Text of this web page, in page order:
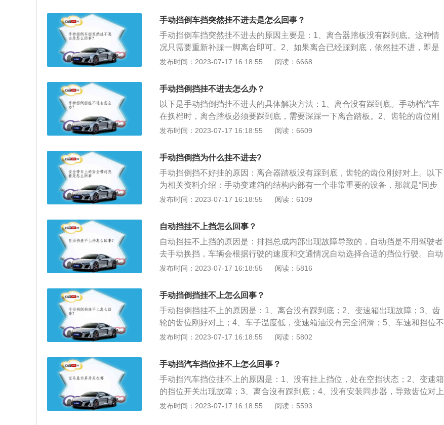
据需要操纵离合器，使发动机和传动系暂时分离或逐渐接合，以切断或传递发动
机向传动系输出的动力。
用数字来代表挡位，主要有1挡、2挡、3挡、4挡、5挡、R挡。3.自动挡车型使用
字母来表示挡位，一般是挡位的开头字母。自动挡车型比手动挡车型的优势在于
其操作方式比较的简单，换挡的时候不需要脚踩离合器就可以进行换挡，非常的
方便快捷。
手动挡倒车挡突然挂不进去是怎么回事？
手动挡倒车挡突然挂不进去的原因主要是：1、离合器踏板没有踩到底。这种情
况只需要重新补踩一脚离合即可。2、如果离合已经踩到底，依然挂不进，即是
齿轮的齿位刚好对上。解决方法是：1挡、2挡、3挡随便挂一个挡位，让齿轮转
时，尤其是从高挡向低挡的换挡很容易产生轮齿或花键齿间的冲击。为了避免齿
间冲击，便有了同步器。2、其主要由接合套、同步锁环等组成，主要是依靠摩
擦作用实现同步。
发布时间：2023-07-17 16:18:55 阅读：6668
手动挡倒挡挂不进去怎么办？
以下是手动挡倒挡挂不进去的具体解决方法：1、离合没有踩到底。手动档汽车
在换档时，离合踏板必须要踩到底，需要深踩一下离合踏板。2、齿轮的齿位刚
好对上。档位卡住，挂不进倒档。要把档位重新挂入前进档，然后再尝试挂倒档
可能出现问题。汽车变速箱出现问题时，建议到4s店进行处理，需要维修费用可
能较高，而且维修时间可能较长。
发布时间：2023-07-17 16:18:55 阅读：6609
手动挡倒挡为什么挂不进去?
手动挡倒挡不好挂的原因：离合器踏板没有踩到底，齿轮的齿位刚好对上。以下
为相关资料介绍：手动变速箱的结构内部有一个非常重要的设备，那就是“同步
器”。如果没有同步器，把一个慢速旋转的齿轮强行塞入一个高速旋转的齿轮中，
的齿轮转速提升至和输出端齿轮速度同步的状态，这样换挡时候就不会存在打齿
现象。就可以轻松挂进档。
发布时间：2023-07-17 16:18:55 阅读：6109
自动挡挂不上挡怎么回事？
自动挡挂不上挡的原因是：排挡总成内部出现故障导致的，自动挡是不用驾驶者
去手动换挡，车辆会根据行驶的速度和交通情况自动选择合适的挡位行驶。自动
挡的挡位分别为：1、P挡是停车挡；2、R挡是倒车挡；3、N挡是空挡；4、D挡
驶员坐到驾驶座后，直接按下启动键；2、踩下刹车，按下启动键进行点火启
动；3、松开脚刹，原地热车；4、再次踩下刹车，挂D挡；5、松开手刹缓慢放开
脚刹起步即可。
发布时间：2023-07-17 16:18:55 阅读：5816
手动挡倒挡挂不上怎么回事？
手动挡倒挡挂不上的原因是：1、离合没有踩到底；2、变速箱出现故障；3、齿
轮的齿位刚好对上；4、车子温度低，变速箱油没有完全润滑；5、车速和挡位不
匹配。手动挡是采用手动换挡机械式变速器调节车速的汽车，其是用手拨动变速
位分别是：1、1挡是起步挡：用于车辆起步；2、2挡是通过挡：用于通过复杂路
面和处理复杂情况；3、3挡是过渡挡：用于城市道路中的低速行驶；4、4挡是行
车挡：用于较长时间的高速行驶；5、5挡是高速挡：用于高速公路长途行驶。
发布时间：2023-07-17 16:18:55 阅读：5802
手动挡汽车挡位挂不上怎么回事？
手动挡汽车挡位挂不上的原因是：1、没有挂上挡位，处在空挡状态；2、变速箱
的挡位开关出现故障；3、离合沒有踩到底；4、没有安装同步器，导致齿位对上
齿轮；5、手刹没有放下，处在手动制动状态。手动挡的起步步骤是：1、汽车点
发布时间：2023-07-17 16:18:55 阅读：5593